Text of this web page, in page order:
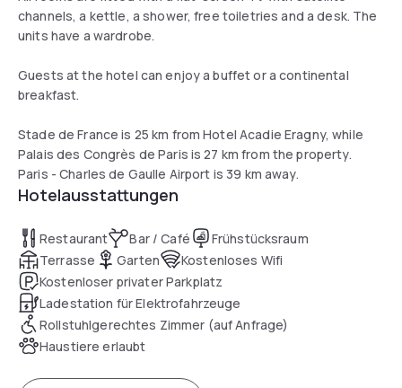
channels, a kettle, a shower, free toiletries and a desk. The
units have a wardrobe.
Guests at the hotel can enjoy a buffet or a continental
breakfast.
Stade de France is 25 km from Hotel Acadie Eragny, while
Palais des Congrès de Paris is 27 km from the property.
Paris - Charles de Gaulle Airport is 39 km away.
Hotelausstattungen
Restaurant Bar / Café
Frühstücksraum
Terrasse
Garten
Kostenloses Wifi
Kostenloser privater Parkplatz
Ladestation für Elektrofahrzeuge
Rollstuhlgerechtes Zimmer (auf Anfrage)
Haustiere erlaubt